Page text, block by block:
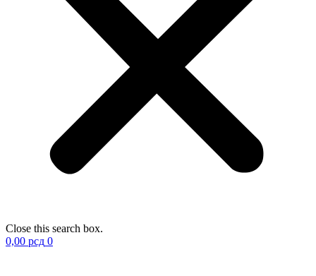
Close this search box.
0,00 рсд 0